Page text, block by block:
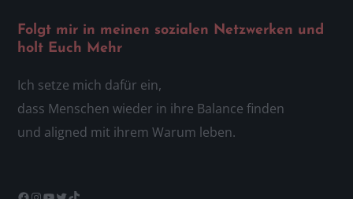
Folgt mir in meinen sozialen Netzwerken und
holt Euch Mehr
Ich setze mich dafür ein,
dass Menschen wieder in ihre Balance finden
und aligned mit ihrem Warum leben.